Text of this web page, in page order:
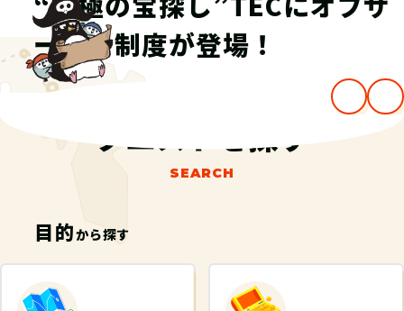
ーバー制度が登場！
クエストを探す
SEARCH
目的から探す